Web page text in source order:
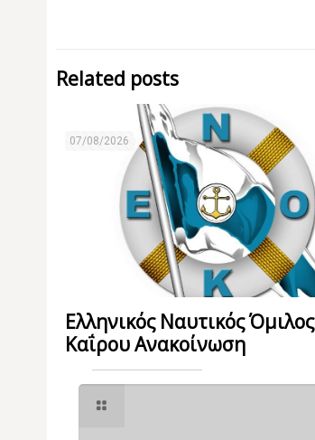
Related posts
07/08/2026
Ελληνικός Ναυτικός Όμιλος
Καΐρου Ανακοίνωση